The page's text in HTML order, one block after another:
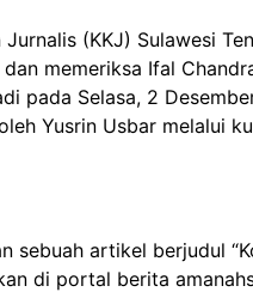
Jurnalis (KKJ) Sulawesi
memeriksa Ifal
pada Selasa, 2
Yusrin Usbar melalui
artikel berjudul
di portal berita